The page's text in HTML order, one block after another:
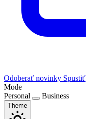
Odoberať novinky Spustiť
Mode
Personal
Business
Theme